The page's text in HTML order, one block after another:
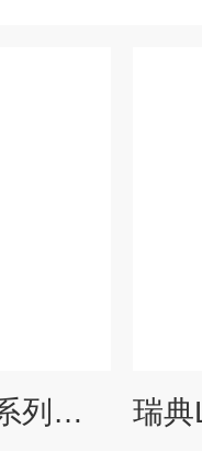
瑞典Labino BB 2.0系列抗渗透的LED紫外线灯